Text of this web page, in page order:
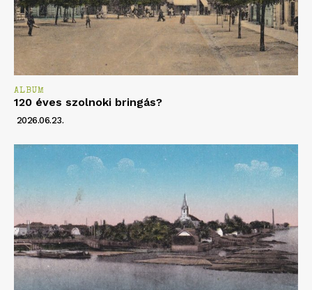
ALBUM
120 éves szolnoki bringás?
2026.06.23.